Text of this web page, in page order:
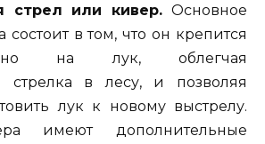
стрел или кивер. Основное
состоит в том, что он крепится
на лук, облегчая
стрелка в лесу, и позволяя
лук к новому выстрелу.
имеют дополнительные